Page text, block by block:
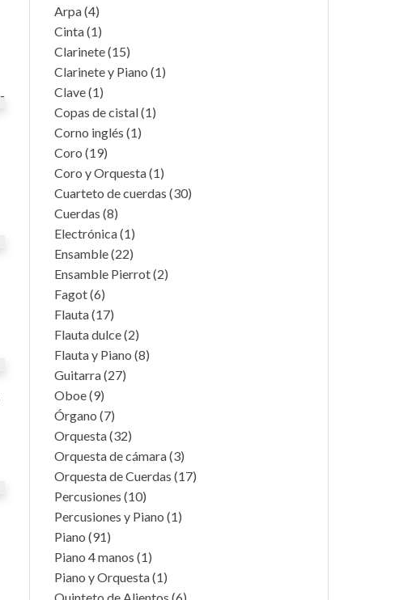
Arpa(4)
Cinta(1)
Clarinete(15)
Clarinete y Piano (1)
Clave(1)
Copas de cistal(1)
Corno inglés (1)
Coro (19)
Coro y Orquesta(1)
Cuarteto de cuerdas (30)
Cuerdas (8)
Electrónica(1)
Ensamble(22)
Ensamble Pierrot(2)
Fagot(6)
Flauta(17)
Flauta dulce(2)
Flauta y Piano (8)
Guitarra(27)
Oboe(9)
Órgano (7)
Orquesta(32)
Orquesta de cámara(3)
Orquesta de Cuerdas (17)
Percusiones (10)
Percusiones y Piano (1)
Piano (91)
Piano 4 manos (1)
Piano y Orquesta(1)